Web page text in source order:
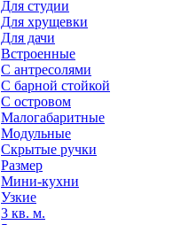
Для студии
Для хрущевки
Для дачи
Встроенные
С антресолями
С барной стойкой
С островом
Малогабаритные
Модульные
Скрытые ручки
Размер
Мини-кухни
Узкие
3 кв. м.